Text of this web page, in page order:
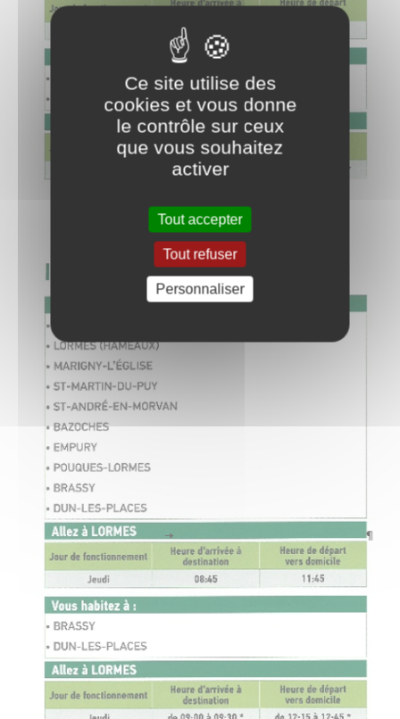
Ce site utilise des
cookies et vous donne
le contrôle sur ceux
que vous souhaitez
activer
Tout accepter
Tout refuser
Personnaliser